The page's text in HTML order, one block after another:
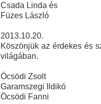
Csada Linda és
Füzes László
2013.10.20.
Köszönjük az érdekes és
világában.
Öcsödi Zsolt
Garamszegi Ildikó
Öcsödi Fanni